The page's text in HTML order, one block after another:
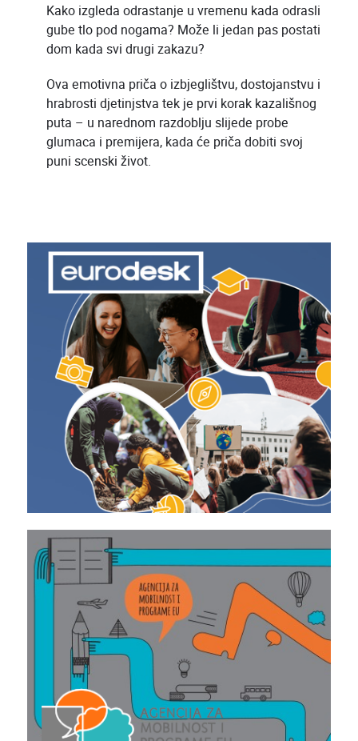
Kako izgleda odrastanje u vremenu kada odrasli
gube tlo pod nogama? Može li jedan pas postati
dom kada svi drugi zakazu?
Ova emotivna priča o izbjeglištvu, dostojanstvu i
hrabrosti djetinjstva tek je prvi korak kazališnog
puta – u narednom razdoblju slijede probe
glumaca i premijera, kada će priča dobiti svoj
puni scenski život.